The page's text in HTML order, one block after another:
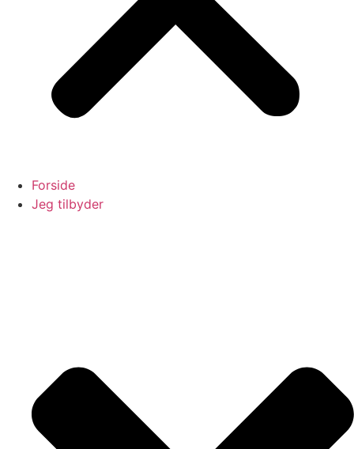
Forside
Jeg tilbyder